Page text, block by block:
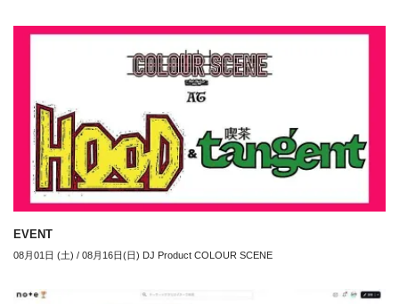
EVENT
08月01日 (土) / 08月16日(日) DJ Product COLOUR SCENE